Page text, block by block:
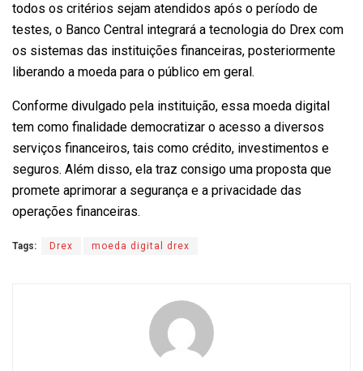
todos os critérios sejam atendidos após o período de
testes, o Banco Central integrará a tecnologia do Drex com
os sistemas das instituições financeiras, posteriormente
liberando a moeda para o público em geral.
Conforme divulgado pela instituição, essa moeda digital
tem como finalidade democratizar o acesso a diversos
serviços financeiros, tais como crédito, investimentos e
seguros. Além disso, ela traz consigo uma proposta que
promete aprimorar a segurança e a privacidade das
operações financeiras.
Tags: Drex moeda digital drex